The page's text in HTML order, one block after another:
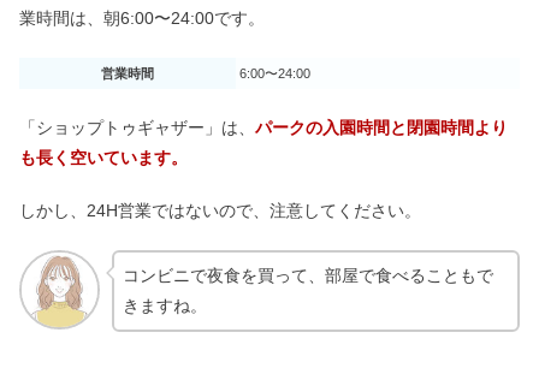
業時間は、朝6:00〜24:00です。
営業時間 6:00〜24:00
「ショップトゥギャザー」は、 パークの入園時間と閉園時間より
も長く空いています。
しかし、24H営業ではないので、注意してください。
コンビニで夜食を買って、部屋で食べることもで
きますね。